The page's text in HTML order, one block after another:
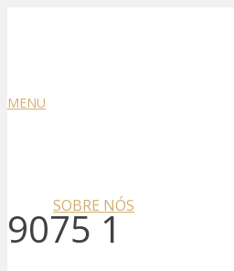
MENU
SOBRE NÓS
9075 1